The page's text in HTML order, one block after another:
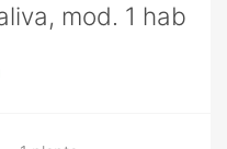
mod. 1 hab